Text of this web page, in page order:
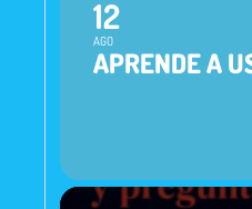
12
AGO
APRENDE A